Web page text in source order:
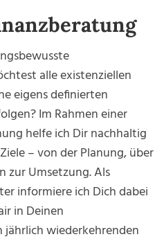
alle existenziellen
eigens definierten
Im Rahmen einer
helfe ich Dir nachhaltig
– von der Planung, über
zur Umsetzung. Als
informiere ich Dich dabei
in Deinen
jährlich wiederkehrenden